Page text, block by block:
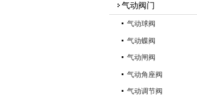
气动阀门
气动球阀
气动蝶阀
气动闸阀
气动角座阀
气动调节阀